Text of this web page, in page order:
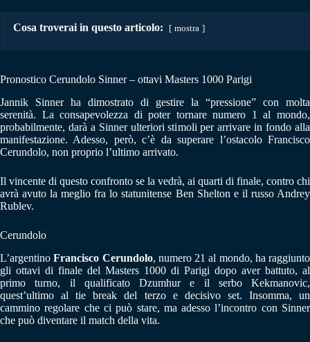
Cosa troverai in questo articolo: mostra
Pronostico Cerundolo Sinner – ottavi Masters 1000 Parigi
Jannik Sinner ha dimostrato di gestire la “pressione” con molta
serenità. La consapevolezza di poter tornare numero 1 al mondo,
probabilmente, darà a Sinner ulteriori stimoli per arrivare in fondo alla
manifestazione. Adesso, però, c’è da superare l’ostacolo Francisco
Cerundolo, non proprio l’ultimo arrivato.
Il vincente di questo confronto se la vedrà, ai quarti di finale, contro chi
avrà avuto la meglio fra lo statunitense Ben Shelton e il russo Andrey
Rublev.
Cerundolo
L’argentinoFrancisco Cerundolo, numero 21 al mondo, ha raggiunto
gli ottavi di finale del Masters 1000 di Parigi dopo aver battuto, al
primo turno, il qualificato Dzumhur e il serbo Kekmanovic,
quest’ultimo al tie break del terzo e decisivo set. Insomma, un
cammino regolare che ci può stare, ma adesso l’incontro con Sinner
che può diventare il match della vita.